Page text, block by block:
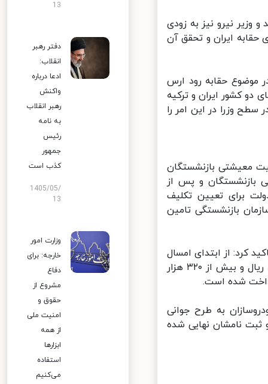
نیرو نیز به زودی
ایران و تحقق آن
موضوع حقابه رود ارس
کشور ایران و ترکیه
وزرا در این امر را
معیشتی بازنشستگان
و پس از
برای تعیین تکلیف
بازنشستگی تامین
کرد: از ابتدای امسال
تاکنون تعداد ۲۱۷ هزار فقره وام فرزندآوری به مبلغ بیش از ۸۶ هزار میلیارد ریال و بیش از ۳۲۰ هزار
فروش خودروسازان به طرح جوانی
وجه داشتند و ثبت نامشان نهایی شده
13
دفتر رهبر
انقلاب:
ادعا درباره
واکنش
رهبر انقلاب
به نامه
رئیس
جمهور
کذب است
1405/05/
13
وزارت امور
خارجه: برای
دفاع
مشروع از
حقوق و
امنیت ملی
از همه
ابزارها
استفاده
می‌کنیم